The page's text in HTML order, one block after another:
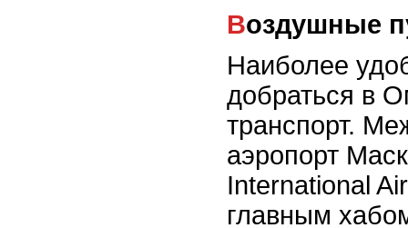
Воздушные
Наиболее
добраться в
транспорт.
аэропорт
International
главным